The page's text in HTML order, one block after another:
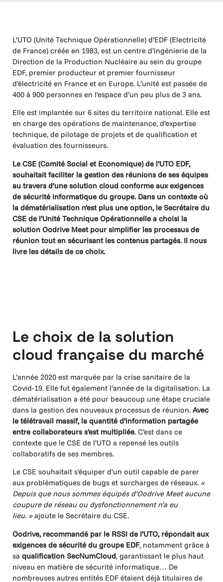
L’UTO (Unité Technique Opérationnelle) d’EDF (Electricité
de France) créée en 1983, est un centre d’ingénierie de la
Direction de la Production Nucléaire au sein du groupe
EDF, premier producteur et premier fournisseur
d’électricité en France et en Europe. L’unité est passée de
400 à 900 personnes en l’espace d’un peu plus de 3 ans.
Elle est implantée sur 6 sites du territoire national. Elle est
en charge des opérations de maintenance, d’expertise
technique, de pilotage de projets et de qualification et
évaluation des fournisseurs.
Le CSE (Comité Social et Economique) de l’UTO EDF,
souhaitait faciliter la gestion des réunions de ses équipes
au travers d’une solution cloud conforme aux exigences
de sécurité informatique du groupe. Dans un contexte où
la dématérialisation n’est plus une option, le Secrétaire du
CSE de l’Unité Technique Opérationnelle a choisi la
solution Oodrive Meet pour simplifier les processus de
réunion tout en sécurisant les contenus partagés. Il nous
livre les détails de ce choix.
Le choix de la solution
cloud française du marché
L’année 2020 est marquée par la crise sanitaire de la
Covid-19. Elle fut également l’année de la digitalisation. La
dématérialisation a été pour beaucoup une étape cruciale
dans la gestion des nouveaux processus de réunion. Avec
le télétravail massif, la quantité d’information partagée
entre collaborateurs s’est multipliée. C’est dans ce
contexte que le CSE de l’UTO a repensé les outils
collaboratifs de ses membres.
Le CSE souhaitait s’équiper d’un outil capable de parer
aux problématiques de bugs et surcharges de réseaux. «
Depuis que nous sommes équipés d’Oodrive Meet aucune
coupure de réseau ou dysfonctionnement n’a eu
lieu. »ajoute le Secrétaire du CSE.
Oodrive, recommandé par le RSSI de l’UTO, répondait aux
exigences de sécurité du groupe EDF, notamment grâce à
sa qualification SecNumCloud, garantissant le plus haut
niveau en matière de sécurité informatique… De
nombreuses autres entités EDF étaient déjà titulaires de